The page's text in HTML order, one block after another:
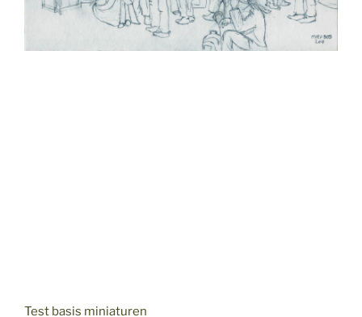
Test basis miniaturen